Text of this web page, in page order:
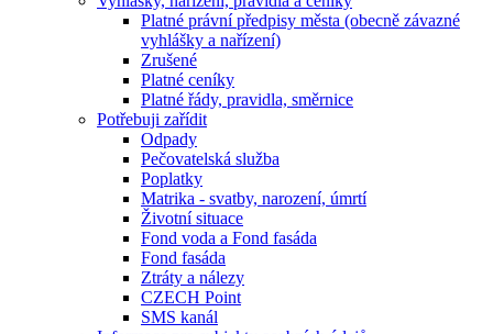
Platné právní předpisy města (obecně závazné
vyhlášky a nařízení)
Zrušené
Platné ceníky
Platné řády, pravidla, směrnice
Potřebuji zařídit
Odpady
Pečovatelská služba
Poplatky
Matrika - svatby, narození, úmrtí
Životní situace
Fond voda a Fond fasáda
Fond fasáda
Ztráty a nálezy
CZECH Point
SMS kanál